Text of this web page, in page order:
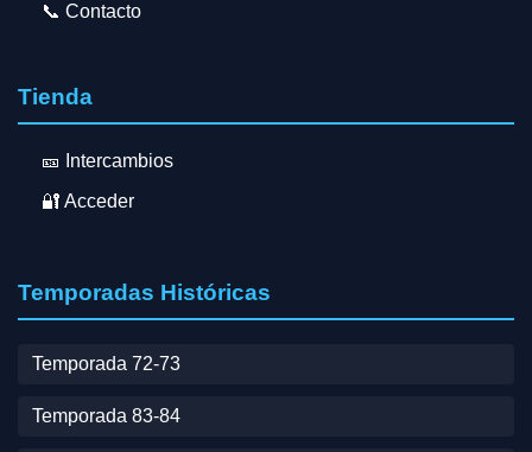
📞 Contacto
Tienda
🎫 Intercambios
🔐 Acceder
Temporadas Históricas
Temporada 72-73
Temporada 83-84